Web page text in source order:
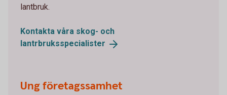
lantbruk.
Kontakta våra skog- och
lantrbruksspecialister
Ung företagssamhet